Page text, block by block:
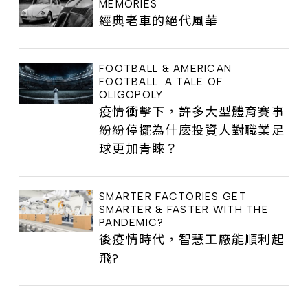
MEMORIES
經典老車的絕代風華
FOOTBALL & AMERICAN
FOOTBALL: A TALE OF
OLIGOPOLY
疫情衝擊下，許多大型體育賽事
紛紛停擺為什麼投資人對職業足
球更加青睞？
SMARTER FACTORIES GET
SMARTER & FASTER WITH THE
PANDEMIC?
後疫情時代，智慧工廠能順利起
飛?